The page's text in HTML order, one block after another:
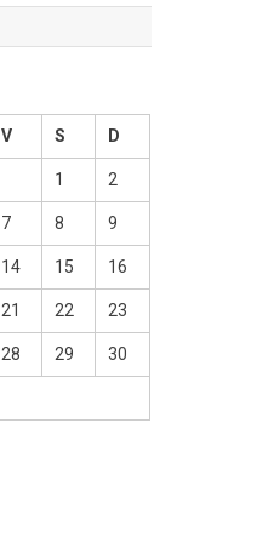
V S D
1 2
7 8 9
14 15 16
21 22 23
28 29 30